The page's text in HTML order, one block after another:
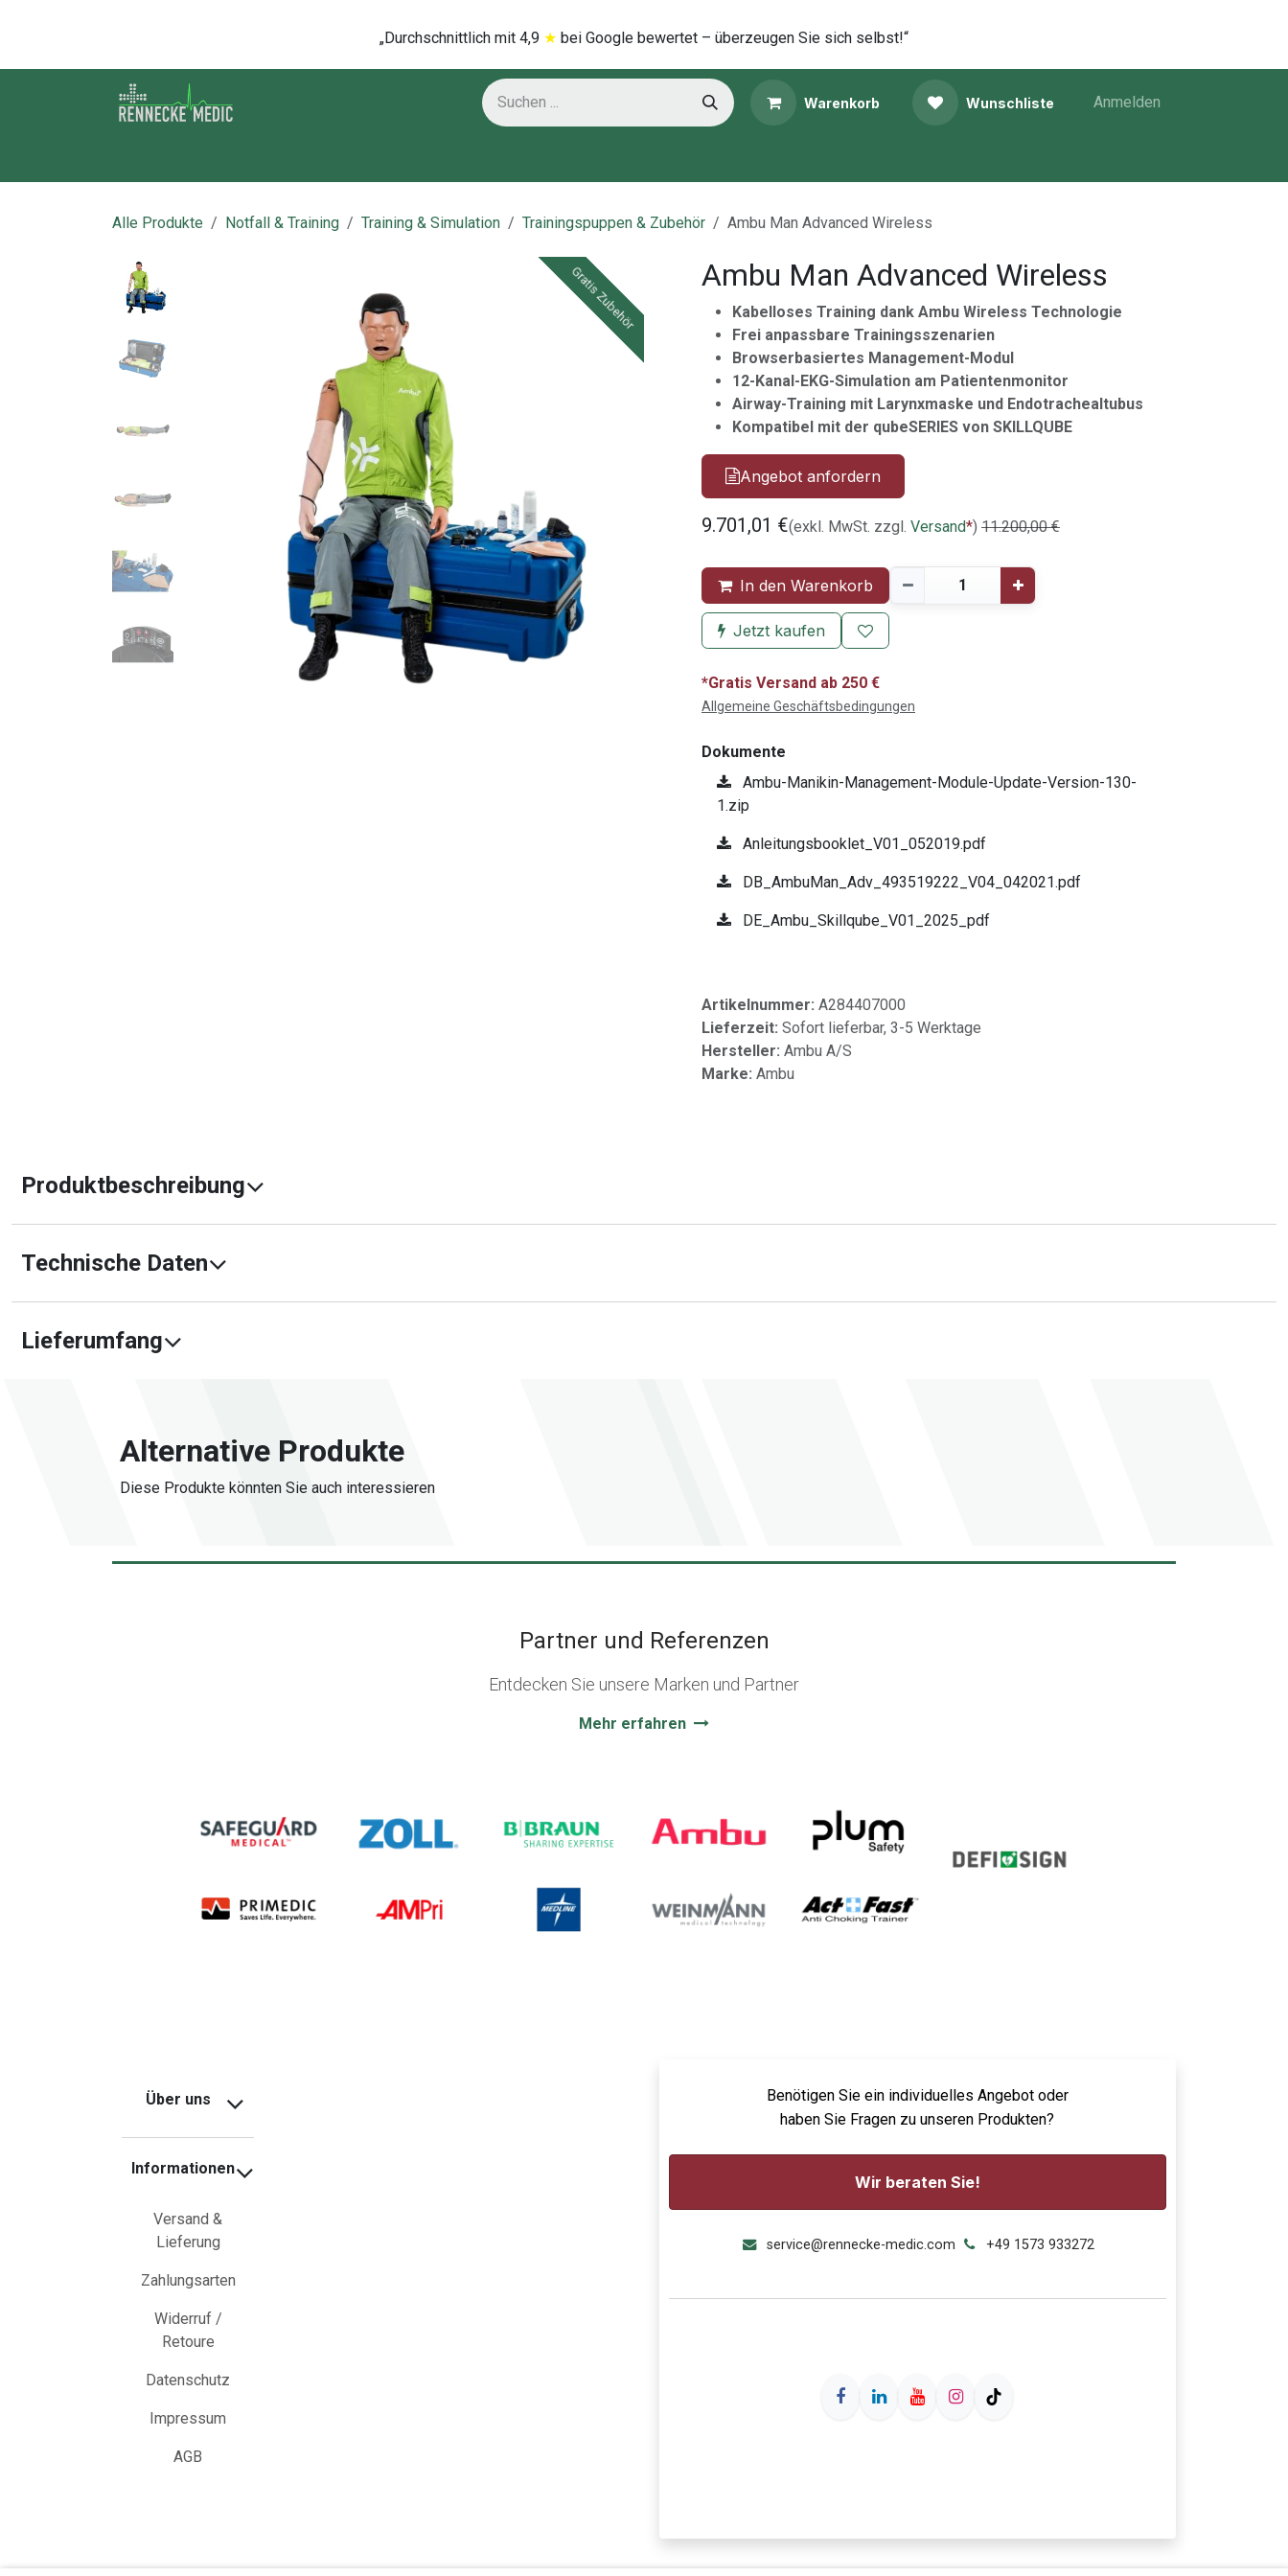
„Durchschnittlich mi​t 4,9 ★ bei Google bewertet – überzeugen Sie sich selbst!“
Warenkorb Wunschliste Anmelden
Alle Produkte Notfall & Training Training & Simulation Trainingspuppen & Zubehör Ambu Man Advanced Wireless
Gratis Zubehör
Gratis Zubehör Ambu Man Advanced Wireless
Kabelloses Training dank Ambu Wireless Technologie
Frei anpassbare Trainingsszenarien
Browserbasiertes Management-Modul
12-Kanal-EKG-Simulation am Patientenmonitor
Airway-Training mit Larynxmaske und Endotrachealtubus
Kompatibel mit der qubeSERIES von SKILLQUBE
Angebot anfordern
9.701,01 €(exkl. MwSt. zzgl. Versand*) 11.200,00€
In den Warenkorb
Jetzt kaufen
*Gratis Versand ab 250 €
Allgemeine Geschäftsbedingungen
Dokumente
Ambu-Manikin-Management-Module-Update-Version-130-
1.zip
Anleitungsbooklet_V01_052019.pdf
DB_AmbuMan_Adv_493519222_V04_042021.pdf
DE_Ambu_Skillqube_V01_2025_pdf
Artikelnummer: A284407000
Lieferzeit: Sofort lieferbar, 3-5 Werktage
Hersteller: Ambu A/S
Marke: Ambu
Produktbeschreibung
Technische Daten
Lieferumfang
Alternative Produkte
Diese Produkte könnten Sie auch interessieren
Partner und Referenzen
Entdecken Sie unsere Marken und Partner
Mehr erfahren
Über uns
Informationen
Versand &
Lieferung
Zahlungsarten
Widerruf /
Retoure
Datenschutz
Impressum
AGB
Benötigen Sie ein individuelles Angebot oder
haben Sie Fragen zu unseren Produkten?
Wir beraten Sie!
service@rennecke-medic.com +49 1573 933272